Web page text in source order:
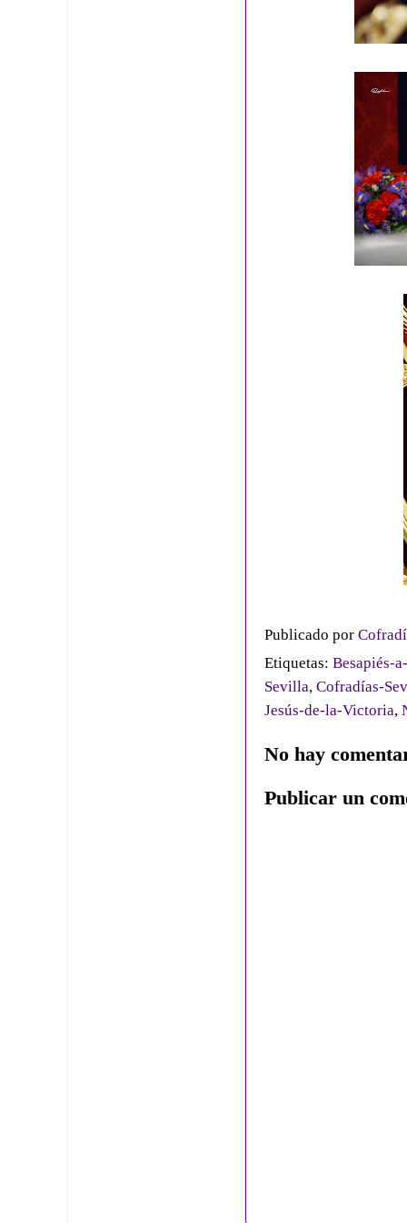
Publicado por
Etiquetas: Besapiés-
Sevilla, Cofradías-
Jesús-de-la-Victoria,
No hay
Publicar un